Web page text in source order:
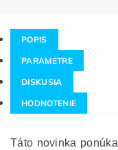
POPIS
PARAMETRE
DISKUSIA
HODNOTENIE
Táto novinka